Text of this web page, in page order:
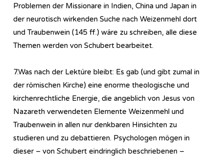
Problemen der Missionare in Indien, China und Japan in
der neurotisch wirkenden Suche nach Weizenmehl dort
und Traubenwein (145 ff.) wäre zu schreiben, alle diese
Themen werden von Schubert bearbeitet.
7.Was nach der Lektüre bleibt: Es gab (und gibt zumal in
der römischen Kirche) eine enorme theologische und
kirchenrechtliche Energie, die angeblich von Jesus von
Nazareth verwendeten Elemente Weizenmehl und
Traubenwein in allen nur denkbaren Hinsichten zu
studieren und zu debattieren. Psychologen mögen in
dieser – von Schubert eindringlich beschriebenen –